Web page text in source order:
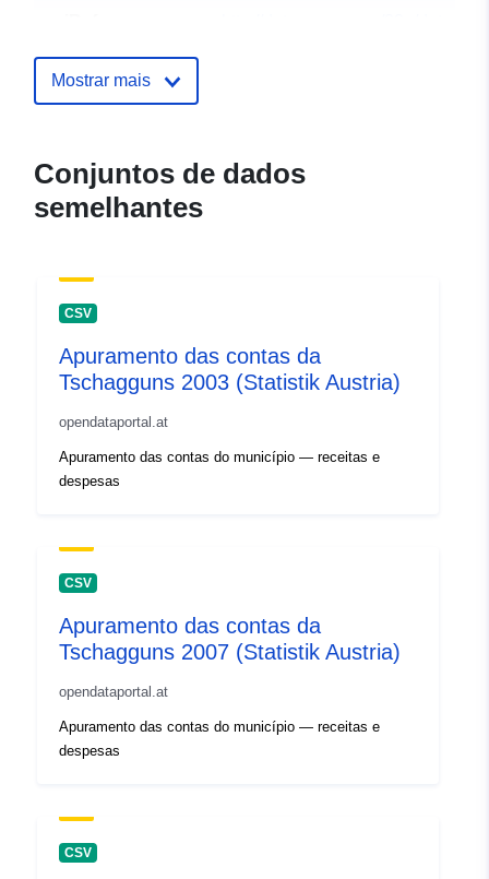
Mostrar mais
Conjuntos de dados
semelhantes
CSV
Apuramento das contas da
Tschagguns 2003 (Statistik Austria)
opendataportal.at
Apuramento das contas do município — receitas e
despesas
CSV
Apuramento das contas da
Tschagguns 2007 (Statistik Austria)
opendataportal.at
Apuramento das contas do município — receitas e
despesas
CSV